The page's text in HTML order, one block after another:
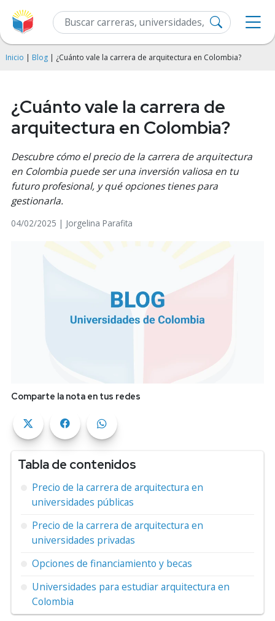
Inicio | Blog | ¿Cuánto vale la carrera de arquitectura en Colombia?
¿Cuánto vale la carrera de
arquitectura en Colombia?
Descubre cómo el precio de la carrera de arquitectura
en Colombia puede ser una inversión valiosa en tu
futuro profesional, y qué opciones tienes para
gestionarla.
04/02/2025 | Jorgelina Parafita
Comparte la nota en tus redes
Tabla de contenidos
Precio de la carrera de arquitectura en
universidades públicas
Precio de la carrera de arquitectura en
universidades privadas
Opciones de financiamiento y becas
Universidades para estudiar arquitectura en
Colombia